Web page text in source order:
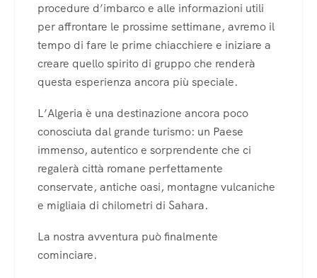
procedure d’imbarco e alle informazioni utili
per affrontare le prossime settimane, avremo il
tempo di fare le prime chiacchiere e iniziare a
creare quello spirito di gruppo che renderà
questa esperienza ancora più speciale.
L’Algeria è una destinazione ancora poco
conosciuta dal grande turismo: un Paese
immenso, autentico e sorprendente che ci
regalerà città romane perfettamente
conservate, antiche oasi, montagne vulcaniche
e migliaia di chilometri di Sahara.
La nostra avventura può finalmente
cominciare.